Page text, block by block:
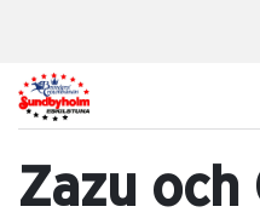
Zazu och